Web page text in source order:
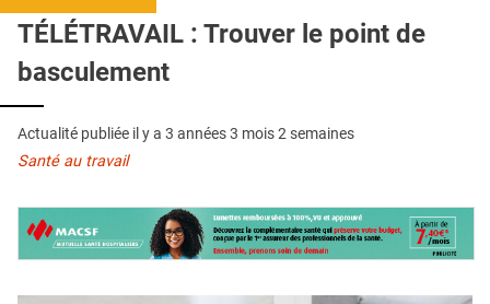
QUI SOMMES-NOUS ?
PUBLICITÉ
CONDITIONS GÉNÉRALES
CONTACT
TÉLÉTRAVAIL : Trouver le point de
basculement
Actualité publiée il y a 3 années 3 mois 2 semaines
Santé au travail